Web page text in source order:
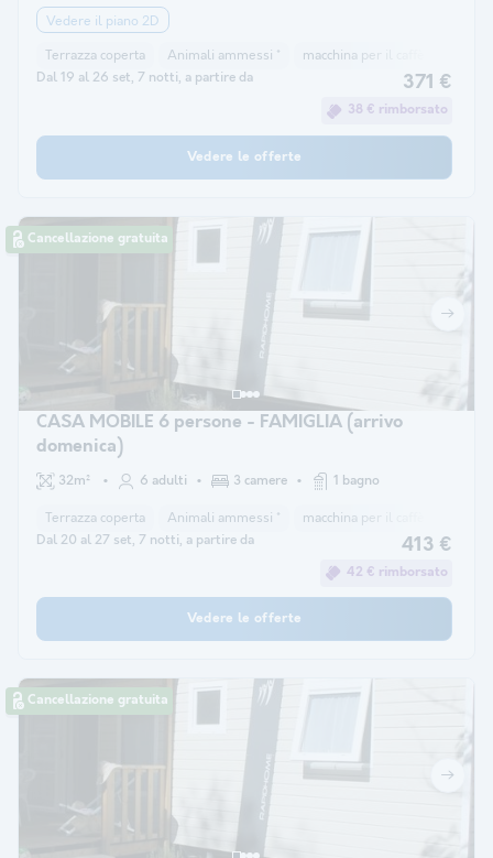
Vedere il piano 2D
Terrazza coperta Animali ammessi * macchina per il caffè
Dal 19 al 26 set, 7 notti, a partire da 371 €
38 € rimborsato
Vedere le offerte
Cancellazione gratuita
CASA MOBILE 6 persone - FAMIGLIA (arrivo
domenica)
32m² 6 adulti 3 camere 1 bagno
Terrazza coperta Animali ammessi * macchina per il caffè
Dal 20 al 27 set, 7 notti, a partire da 413 €
42 € rimborsato
Vedere le offerte
Cancellazione gratuita